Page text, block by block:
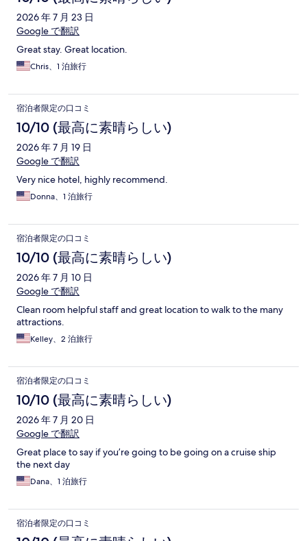
2026 年 7 月 23 日
Google で翻訳
Great stay. Great location.
Chris、1 泊旅行
宿泊者限定の口コミ
10/10 (最高に素晴らしい)
2026 年 7 月 19 日
Google で翻訳
Very nice hotel, highly recommend.
Donna、1 泊旅行
宿泊者限定の口コミ
10/10 (最高に素晴らしい)
2026 年 7 月 10 日
Google で翻訳
Clean room helpful staff and great location to walk to the many
attractions.
Kelley、2 泊旅行
宿泊者限定の口コミ
10/10 (最高に素晴らしい)
2026 年 7 月 20 日
Google で翻訳
Great place to say if you’re going to be going on a cruise ship
the next day
Dana、1 泊旅行
宿泊者限定の口コミ